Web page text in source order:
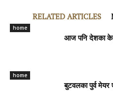
RELATED ARTICLES
home
आज पनि देशका केही
home
बुटवलका पुर्व मेयर